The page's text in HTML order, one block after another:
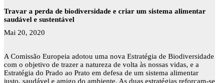
Travar a perda de biodiversidade e criar um sistema alimentar
saudável e sustentável
Mai 20, 2020
A Comissão Europeia adotou uma nova Estratégia de Biodiversidade
com o objetivo de trazer a natureza de volta às nossas vidas, e a
Estratégia do Prado ao Prato em defesa de um sistema alimentar
justo, saudável e amigo do ambiente. As duas estratégias reforçam-se